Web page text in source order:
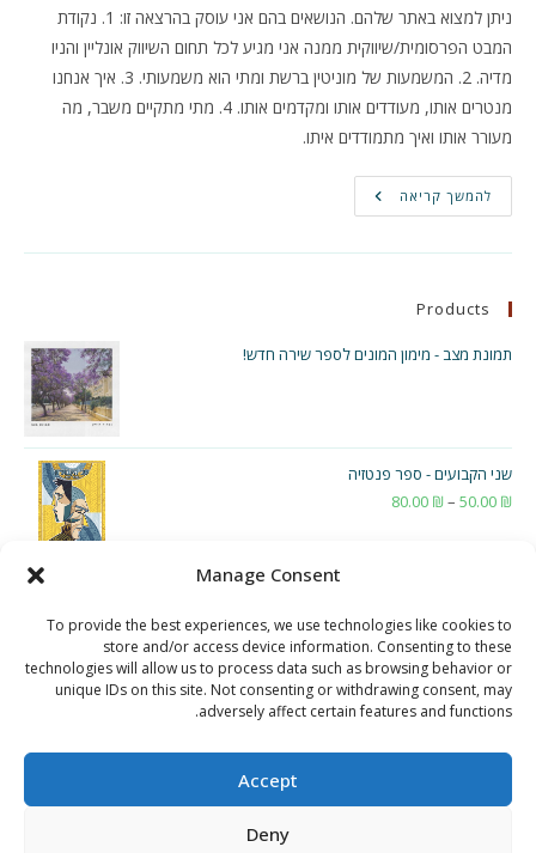
Manage Consent
To provide the best experiences, we use technologies like cookies to
store and/or access device information. Consenting to these
technologies will allow us to process data such as browsing behavior or
unique IDs on this site. Not consenting or withdrawing consent, may
adversely affect certain features and functions.
Accept
Deny
ניתן למצוא באתר שלהם. הנושאים בהם אני עוסק בהרצאה זו: 1. נקודת
המבט הפרסומית/שיווקית ממנה אני מגיע לכל תחום השיווק אונליין והניו
מדיה. 2. המשמעות של מוניטין ברשת ומתי הוא משמעותי. 3. איך אנחנו
מנטרים אותו, מעודדים אותו ומקדמים אותו. 4. מתי מתקיים משבר, מה
מעורר אותו ואיך מתמודדים איתו.
להמשך קריאה ניהול
מוניטין
Products
תמונת מצב - מימון המונים לספר שירה חדש!
שני הקבועים - ספר פנטזיה
50.00 ₪
–
80.00 ₪